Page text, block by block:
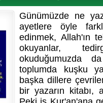
Günümüzde ne
ayetlere öyle
edinmek, Allah'ın
okuyanlar,
okuduğumuzda
toplumda kuşku
başka dillere
bir yazarın kitabı,